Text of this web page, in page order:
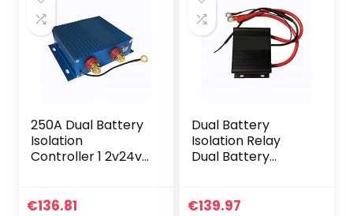
250A Dual Battery
Isolation
Controller 1 2v24v
Relay Voor auto
€136.81
Dual Battery
Isolation Relay
Dual Battery
huidige kleine
€139.97